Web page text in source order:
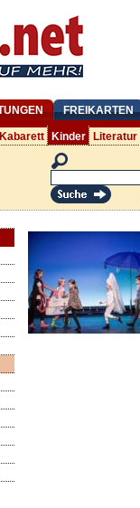
FREIKARTEN
Kabarett Kinder Literatur